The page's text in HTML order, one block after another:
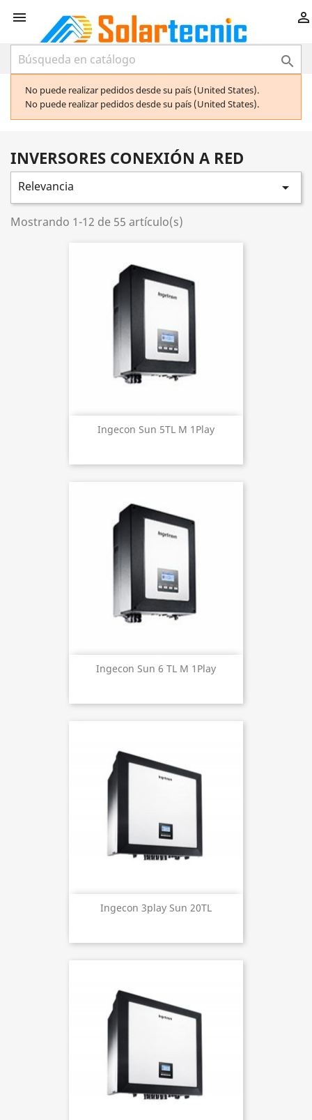
 

No puede realizar pedidos desde su país (United States).
No puede realizar pedidos desde su país (United States).
INVERSORES CONEXIÓN A RED
Relevancia 
Mostrando 1-12 de 55 artículo(s)
Ingecon Sun 5TL M 1Play
Ingecon Sun 6 TL M 1Play
Ingecon 3play Sun 20TL